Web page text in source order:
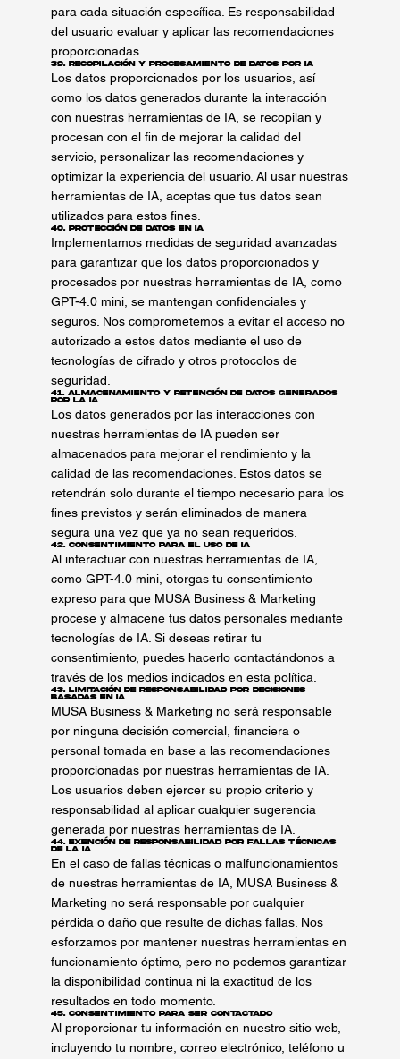
para cada situación específica. Es responsabilidad
del usuario evaluar y aplicar las recomendaciones
proporcionadas.
39. Recopilación y Procesamiento de Datos por IA
Los datos proporcionados por los usuarios, así
como los datos generados durante la interacción
con nuestras herramientas de IA, se recopilan y
procesan con el fin de mejorar la calidad del
servicio, personalizar las recomendaciones y
optimizar la experiencia del usuario. Al usar nuestras
herramientas de IA, aceptas que tus datos sean
utilizados para estos fines.
40. Protección de Datos en IA
Implementamos medidas de seguridad avanzadas
para garantizar que los datos proporcionados y
procesados por nuestras herramientas de IA, como
GPT-4.0 mini, se mantengan confidenciales y
seguros. Nos comprometemos a evitar el acceso no
autorizado a estos datos mediante el uso de
tecnologías de cifrado y otros protocolos de
seguridad.
41. Almacenamiento y Retención de Datos Generados
por la IA
Los datos generados por las interacciones con
nuestras herramientas de IA pueden ser
almacenados para mejorar el rendimiento y la
calidad de las recomendaciones. Estos datos se
retendrán solo durante el tiempo necesario para los
fines previstos y serán eliminados de manera
segura una vez que ya no sean requeridos.
42. Consentimiento para el Uso de IA
Al interactuar con nuestras herramientas de IA,
como GPT-4.0 mini, otorgas tu consentimiento
expreso para que MUSA Business & Marketing
procese y almacene tus datos personales mediante
tecnologías de IA. Si deseas retirar tu
consentimiento, puedes hacerlo contactándonos a
través de los medios indicados en esta política.
43. Limitación de Responsabilidad por Decisiones
Basadas en IA
MUSA Business & Marketing no será responsable
por ninguna decisión comercial, financiera o
personal tomada en base a las recomendaciones
proporcionadas por nuestras herramientas de IA.
Los usuarios deben ejercer su propio criterio y
responsabilidad al aplicar cualquier sugerencia
generada por nuestras herramientas de IA.
44. Exención de Responsabilidad por Fallas Técnicas
de la IA
En el caso de fallas técnicas o malfuncionamientos
de nuestras herramientas de IA, MUSA Business &
Marketing no será responsable por cualquier
pérdida o daño que resulte de dichas fallas. Nos
esforzamos por mantener nuestras herramientas en
funcionamiento óptimo, pero no podemos garantizar
la disponibilidad continua ni la exactitud de los
resultados en todo momento.
45. Consentimiento para Ser Contactado
Al proporcionar tu información en nuestro sitio web,
incluyendo tu nombre, correo electrónico, teléfono u